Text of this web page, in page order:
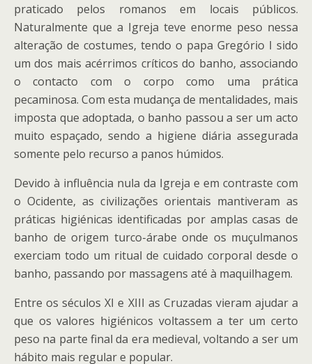
praticado pelos romanos em locais públicos.
Naturalmente que a Igreja teve enorme peso nessa
alteração de costumes, tendo o papa Gregório I sido
um dos mais acérrimos críticos do banho, associando
o contacto com o corpo como uma prática
pecaminosa. Com esta mudança de mentalidades, mais
imposta que adoptada, o banho passou a ser um acto
muito espaçado, sendo a higiene diária assegurada
somente pelo recurso a panos húmidos.
Devido à influência nula da Igreja e em contraste com
o Ocidente, as civilizações orientais mantiveram as
práticas higiénicas identificadas por amplas casas de
banho de origem turco-árabe onde os muçulmanos
exerciam todo um ritual de cuidado corporal desde o
banho, passando por massagens até à maquilhagem.
Entre os séculos XI e XIII as Cruzadas vieram ajudar a
que os valores higiénicos voltassem a ter um certo
peso na parte final da era medieval, voltando a ser um
hábito mais regular e popular.